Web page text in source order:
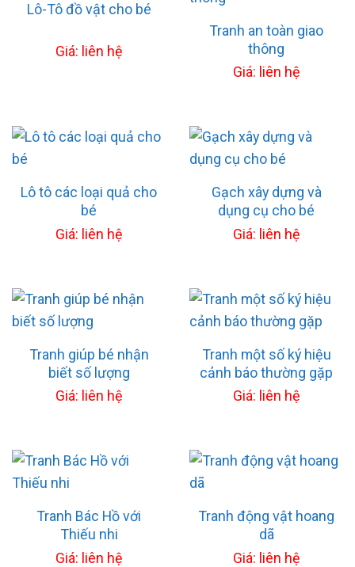
Lô-Tô đồ vật cho bé
Giá: liên hệ
Tranh an toàn giao
thông
Giá: liên hệ
Lô tô các loại quả cho
bé
Giá: liên hệ
Gạch xây dựng và
dụng cụ cho bé
Giá: liên hệ
Tranh giúp bé nhận
biết số lượng
Giá: liên hệ
Tranh một số ký hiệu
cảnh báo thường gặp
Giá: liên hệ
Tranh Bác Hồ với
Thiếu nhi
Giá: liên hệ
Tranh động vật hoang
dã
Giá: liên hệ